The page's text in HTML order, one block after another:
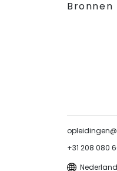
Bronnen
+31 208 080
Nederland